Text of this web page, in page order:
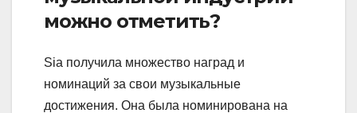
можно отметить?
Sia получила множество наград и
номинаций за свои музыкальные
достижения. Она была номинирована на